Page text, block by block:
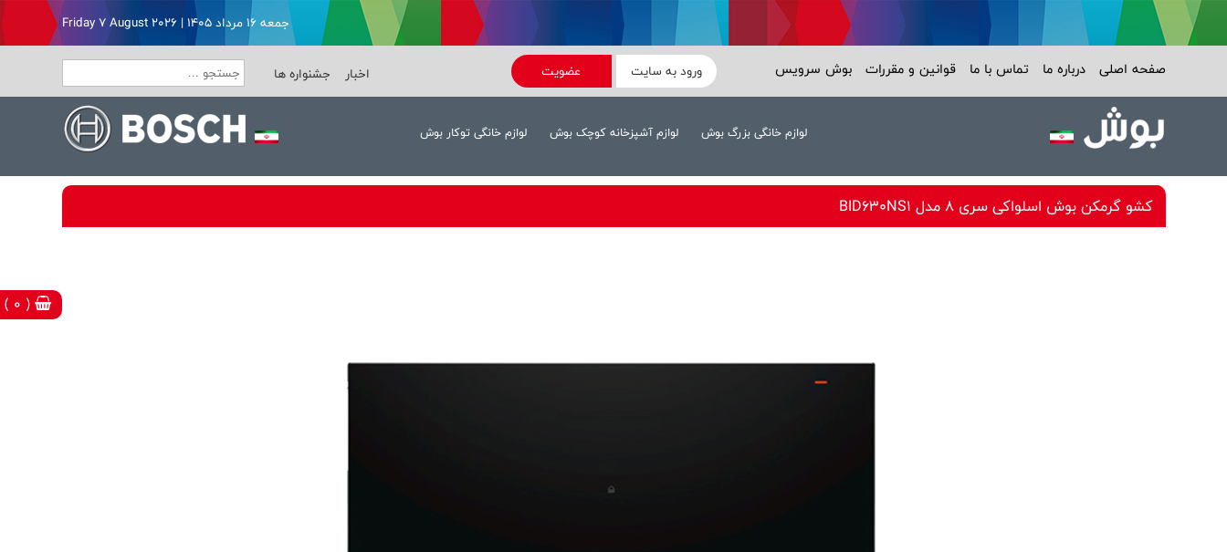
( 0 )
جمعه ۱۶ مرداد ۱۴۰۵ | Friday 7 August 2026
صفحه اصلی درباره ما تماس با ما قوانین و مقررات بوش سرویس ورود به سایت عضویت اخبار جشنواره ها
لوازم خانگی بزرگ بوش لوازم آشپزخانه کوچک بوش لوازم خانگی توکار بوش
کشو گرمکن بوش اسلواکی سری 8 مدل BID630NS1